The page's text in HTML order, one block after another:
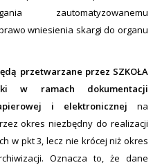
zautomatyzowanemu
wniesienia skargi do organu
przetwarzane przez SZKOŁA
w ramach dokumentacji
i elektronicznej na
okres niezbędny do realizacji
w pkt 3, lecz nie krócej niż okres
Oznacza to, że dane